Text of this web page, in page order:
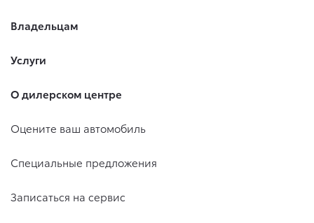
Владельцам
Услуги
О дилерском центре
Оцените ваш автомобиль
Специальные предложения
Записаться на сервис